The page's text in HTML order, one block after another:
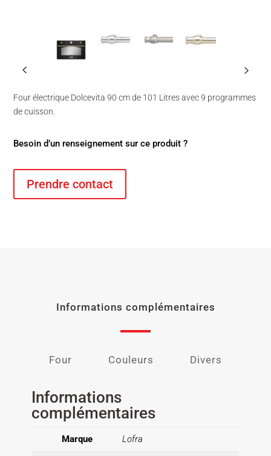
Four électrique Dolcevita 90 cm de 101 Litres avec 9 programmes
de cuisson.
Besoin d’un renseignement sur ce produit ?
Prendre contact
Informations complémentaires
Four Couleurs Divers
Informations
complémentaires
Marque Lofra